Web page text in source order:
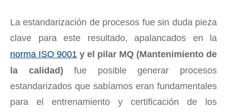
La estandarización de procesos fue sin duda pieza
clave para este resultado, apalancados en la
norma ISO 9001 y el pilar MQ (Mantenimiento de
la calidad) fue posible generar procesos
estandarizados que sabíamos eran fundamentales
para el entrenamiento y certificación de los